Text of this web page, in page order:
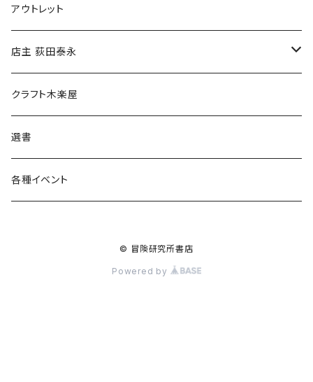
マグカップ
傘
食料品
その他
アウトレット
店主 荻田泰永
書籍
ウェア
クラフト木楽屋
選書
各種イベント
© 冒険研究所書店
Powered by